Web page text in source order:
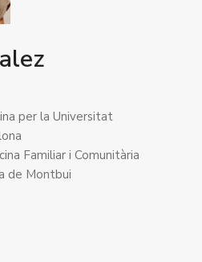
per la Universitat
Familiar i Comunitària
de Montbui